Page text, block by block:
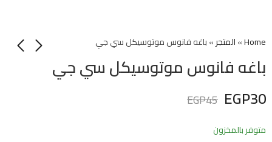
Home
»المتجر»باغه فانوس موتوسيكل سي جي
باغه فانوس موتوسيكل سي جي
EGP30
EGP45
متوفر بالمخزون